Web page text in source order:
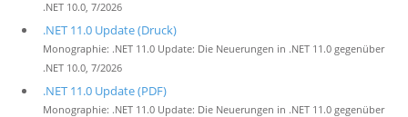
.NET 10.0, 7/2026
.NET 11.0 Update (Druck)
Monographie: .NET 11.0 Update: Die Neuerungen in .NET 11.0 gegenüber
.NET 10.0, 7/2026
.NET 11.0 Update (PDF)
Monographie: .NET 11.0 Update: Die Neuerungen in .NET 11.0 gegenüber